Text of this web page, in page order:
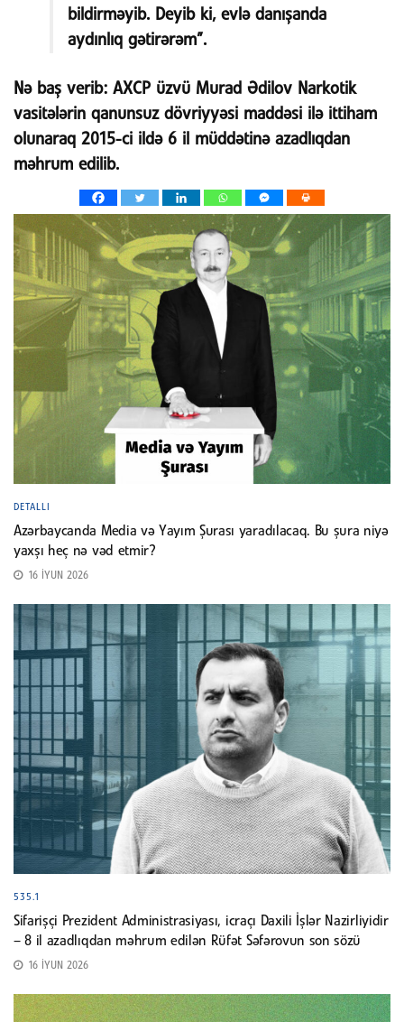
bildirməyib. Deyib ki, evlə danışanda
aydınlıq gətirərəm”.
Nə baş verib: AXCP üzvü Murad Ədilov Narkotik
vasitələrin qanunsuz dövriyyəsi maddəsi ilə ittiham
olunaraq 2015-ci ildə 6 il müddətinə azadlıqdan
məhrum edilib.
DETALLI
Azərbaycanda Media və Yayım Şurası yaradılacaq. Bu şura niyə
yaxşı heç nə vəd etmir?
16 İYUN 2026
535.1
Sifarişçi Prezident Administrasiyası, icraçı Daxili İşlər Nazirliyidir
– 8 il azadlıqdan məhrum edilən Rüfət Səfərovun son sözü
16 İYUN 2026